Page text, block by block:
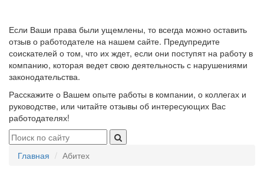
Если Ваши права были ущемлены, то всегда можно оставить
отзыв о работодателе на нашем сайте. Предупредите
соискателей о том, что их ждет, если они поступят на работу в
компанию, которая ведет свою деятельность с нарушениями
законодательства.
Расскажите о Вашем опыте работы в компании, о коллегах и
руководстве, или читайте отзывы об интересующих Вас
работодателях!
Главная Абитех